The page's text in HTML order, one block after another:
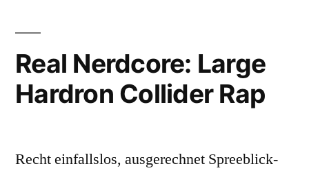
CERN
Real Nerdcore: Large
Hardron Collider Rap
Recht einfallslos, ausgerechnet Spreeblick-